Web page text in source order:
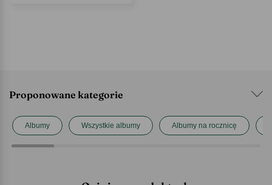
Proponowane kategorie
Albumy Wszystkie albumy Albumy na rocznicę